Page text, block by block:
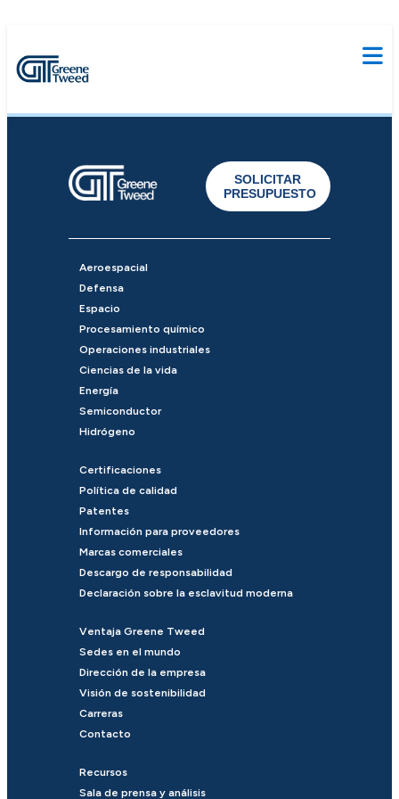
SOLICITAR
PRESUPUESTO
Aeroespacial
Defensa
Espacio
Procesamiento químico
Operaciones industriales
Ciencias de la vida
Energía
Semiconductor
Hidrógeno
Certificaciones
Política de calidad
Patentes
Información para proveedores
Marcas comerciales
Descargo de responsabilidad
Declaración sobre la esclavitud moderna
Ventaja Greene Tweed
Sedes en el mundo
Dirección de la empresa
Visión de sostenibilidad
Carreras
Contacto
Recursos
Sala de prensa y análisis